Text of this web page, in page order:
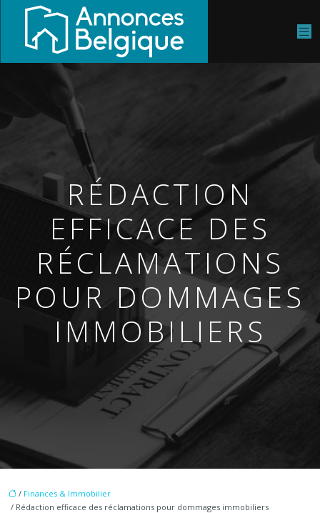
RÉDACTION
EFFICACE DES
RÉCLAMATIONS
POUR DOMMAGES
IMMOBILIERS
/ Finances & Immobilier
/ Rédaction efficace des réclamations pour dommages immobiliers